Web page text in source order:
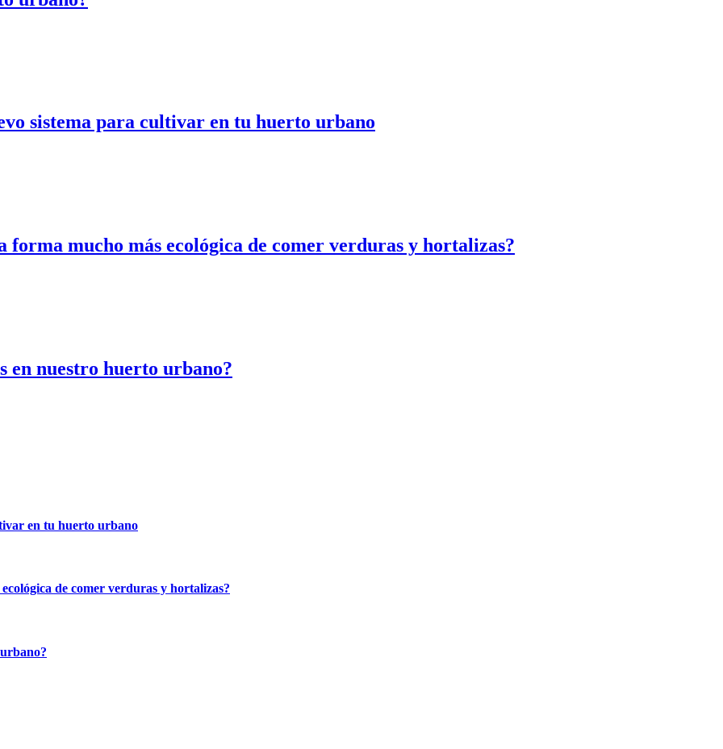
sistema para cultivar en tu huerto urbano
forma mucho más ecológica de comer verduras y hortalizas?
en nuestro huerto urbano?
en tu huerto urbano
de comer verduras y hortalizas?